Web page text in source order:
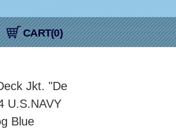
CART(0)
Jkt. "De
U.S.NAVY
Blue